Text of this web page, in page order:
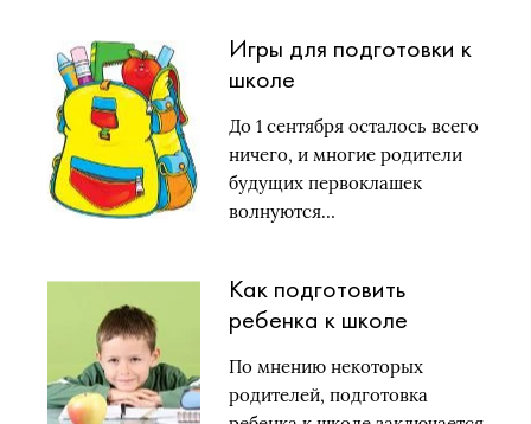
Игры для подготовки к
школе
До 1 сентября осталось всего
ничего, и многие родители
будущих первоклашек
волнуются…
Как подготовить
ребенка к школе
По мнению некоторых
родителей, подготовка